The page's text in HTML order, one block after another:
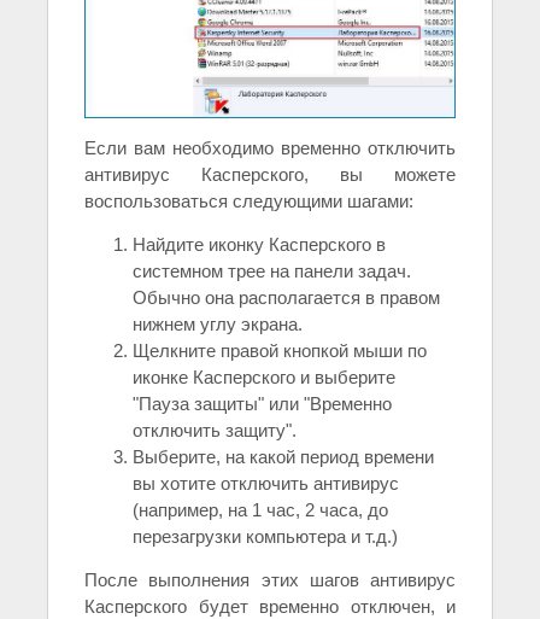
Если вам необходимо временно отключить
антивирус Касперского, вы можете
воспользоваться следующими шагами:
Найдите иконку Касперского в
системном трее на панели задач.
Обычно она располагается в правом
нижнем углу экрана.
Щелкните правой кнопкой мыши по
иконке Касперского и выберите
"Пауза защиты" или "Временно
отключить защиту".
Выберите, на какой период времени
вы хотите отключить антивирус
(например, на 1 час, 2 часа, до
перезагрузки компьютера и т.д.)
После выполнения этих шагов антивирус
Касперского будет временно отключен, и